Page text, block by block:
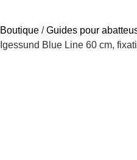
Boutique /Guides pour
Igessund Blue Line 60 cm,